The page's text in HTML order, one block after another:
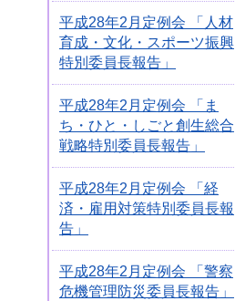
平成28年2月定例会 「人材
育成・文化・スポーツ振興
特別委員長報告」
平成28年2月定例会 「ま
ち・ひと・しごと創生総合
戦略特別委員長報告」
平成28年2月定例会 「経
済・雇用対策特別委員長報
告」
平成28年2月定例会 「警察
危機管理防災委員長報告」